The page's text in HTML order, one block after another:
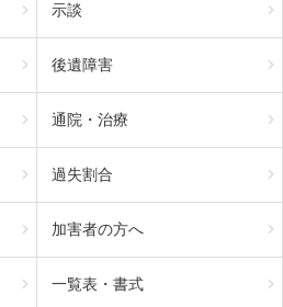
示談
後遺障害
通院・治療
過失割合
加害者の方へ
一覧表・書式